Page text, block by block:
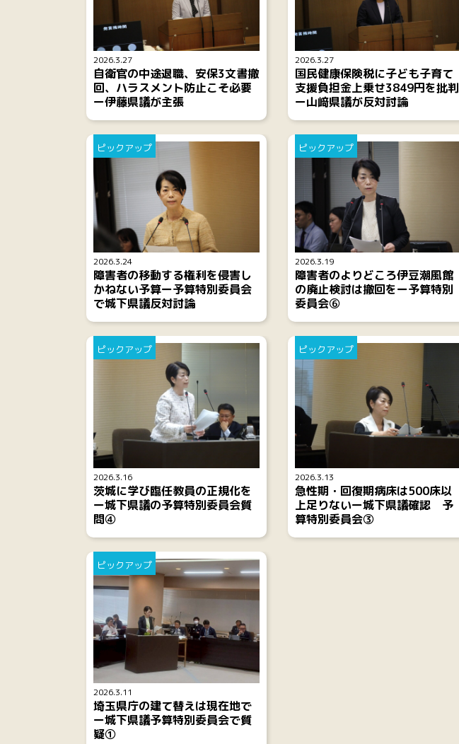
2026.3.27
自衛官の中途退職、安保3文書撤
回、ハラスメント防止こそ必要
ー伊藤県議が主張
2026.3.27
国民健康保険税に子ども子育て
支援負担金上乗せ3849円を批判
ー山﨑県議が反対討論
2026.3.24
ピックアップ
障害者の移動する権利を侵害し
かねない予算ー予算特別委員会
で城下県議反対討論
2026.3.19
ピックアップ
障害者のよりどころ伊豆潮風館
の廃止検討は撤回をー予算特別
委員会⑥
2026.3.16
ピックアップ
茨城に学び臨任教員の正規化を
ー城下県議の予算特別委員会質
問④
2026.3.13
ピックアップ
急性期・回復期病床は500床以
上足りないー城下県議確認 予
算特別委員会③
2026.3.11
ピックアップ
埼玉県庁の建て替えは現在地で
ー城下県議予算特別委員会で質
疑①